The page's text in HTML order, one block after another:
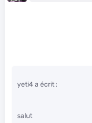
yeti4 a écrit :
salut